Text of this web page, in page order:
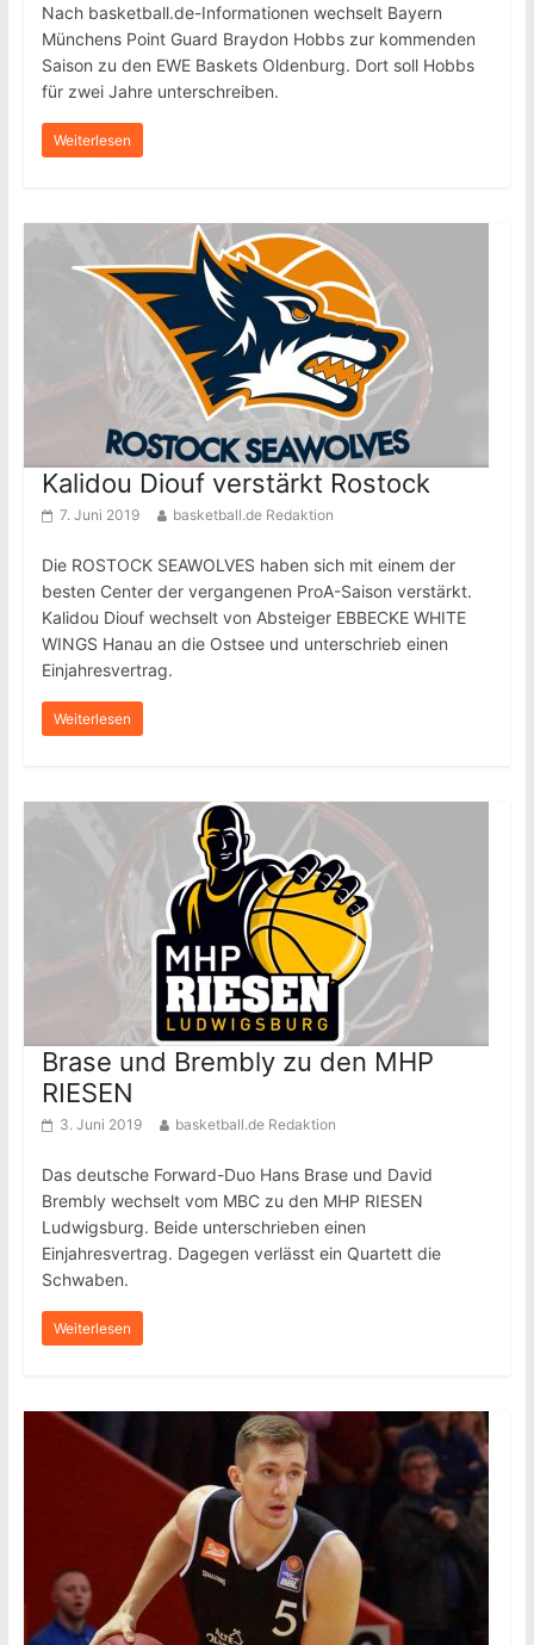
Nach basketball.de-Informationen wechselt Bayern
Münchens Point Guard Braydon Hobbs zur kommenden
Saison zu den EWE Baskets Oldenburg. Dort soll Hobbs
für zwei Jahre unterschreiben.
Weiterlesen
Kalidou Diouf verstärkt Rostock
7. Juni 2019 basketball.de Redaktion
Die ROSTOCK SEAWOLVES haben sich mit einem der
besten Center der vergangenen ProA-Saison verstärkt.
Kalidou Diouf wechselt von Absteiger EBBECKE WHITE
WINGS Hanau an die Ostsee und unterschrieb einen
Einjahresvertrag.
Weiterlesen
Brase und Brembly zu den MHP
RIESEN
3. Juni 2019 basketball.de Redaktion
Das deutsche Forward-Duo Hans Brase und David
Brembly wechselt vom MBC zu den MHP RIESEN
Ludwigsburg. Beide unterschrieben einen
Einjahresvertrag. Dagegen verlässt ein Quartett die
Schwaben.
Weiterlesen